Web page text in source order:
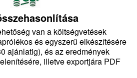
van a költségvetések
és egyszerű elkészítésére
ajánlatig), és az eredmények
illetve exportjára PDF